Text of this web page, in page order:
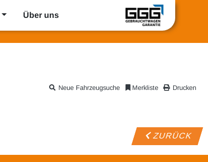
Über uns
Drucken
Merkliste
Neue Fahrzeugsuche
ZURÜCK